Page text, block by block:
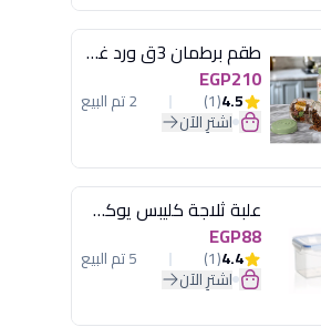
طقم برطمان 3ق ورد غطاء مينت جرين هيريفين
EGP210
4.5
(1) 2 تم البيع
اشترِ الآن
علبة ثلاجة كليبس يوكسان
EGP88
4.4
(1) 5 تم البيع
اشترِ الآن